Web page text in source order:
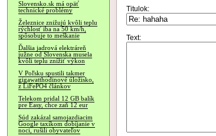
Slovensko.sk má opäť
technické problémy
Železnice znižujú kvôli teplu
rýchlosť iba na 50 km/h,
spôsobuje to meškanie
Ďalšia jadrová elektráreň
južne od Slovenska musela
kvôli teplu znížiť výkon
V Poľsku spustili takmer
gigawatthodinové úložisko,
z LiFePO4 článkov
Telekom pridal 12 GB balík
pre Easy, chce zaň 12 eur
Súd zakázal samojazdiacim
Google taxíkom dobíjanie v
noci, rušili obyvateľov
Titulok:
Text: